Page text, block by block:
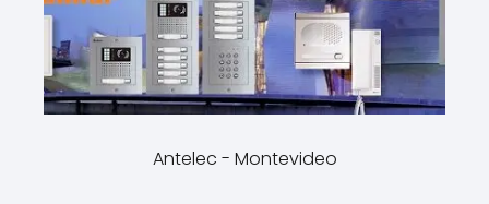
Antelec - Montevideo